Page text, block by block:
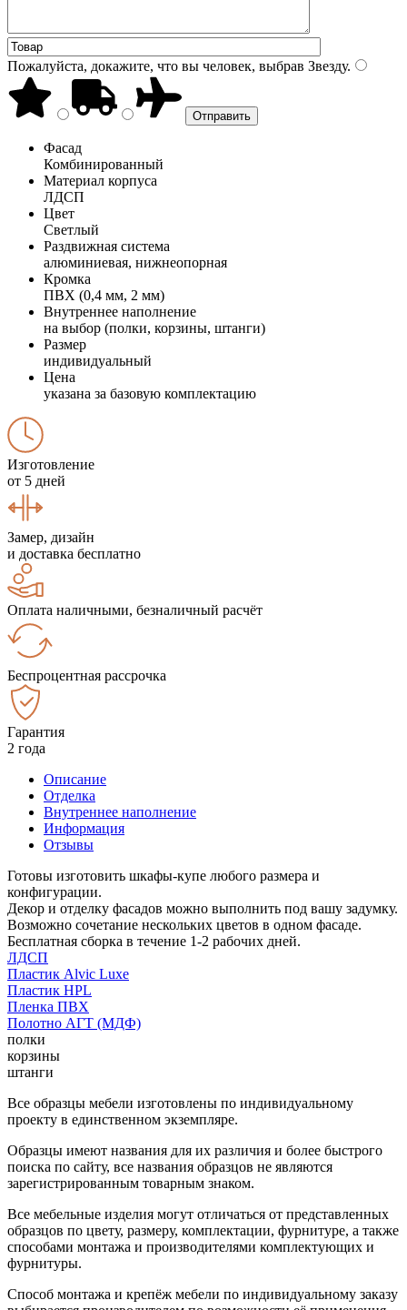
Пожалуйста, докажите, что вы человек, выбрав Звезду.
Фасад
Комбинированный
Материал корпуса
ЛДСП
Цвет
Светлый
Раздвижная система
алюминиевая, нижнеопорная
Кромка
ПВХ (0,4 мм, 2 мм)
Внутреннее наполнение
на выбор (полки, корзины, штанги)
Размер
индивидуальный
Цена
указана за базовую комплектацию
Изготовление
от 5 дней
Замер, дизайн
и доставка бесплатно
Оплата наличными, безналичный расчёт
Беспроцентная рассрочка
Гарантия
2 года
Описание
Отделка
Внутреннее наполнение
Информация
Отзывы
Готовы изготовить шкафы-купе любого размера и
конфигурации.
Декор и отделку фасадов можно выполнить под вашу задумку.
Возможно сочетание нескольких цветов в одном фасаде.
Бесплатная сборка в течение 1-2 рабочих дней.
ЛДСП
Пластик Alvic Luxe
Пластик HPL
Пленка ПВХ
Полотно АГТ (МДФ)
полки
корзины
штанги
Все образцы мебели изготовлены по индивидуальному
проекту в единственном экземпляре.
Образцы имеют названия для их различия и более быстрого
поиска по сайту, все названия образцов не являются
зарегистрированным товарным знаком.
Все мебельные изделия могут отличаться от представленных
образцов по цвету, размеру, комплектации, фурнитуре, а также
способами монтажа и производителями комплектующих и
фурнитуры.
Способ монтажа и крепёж мебели по индивидуальному заказу